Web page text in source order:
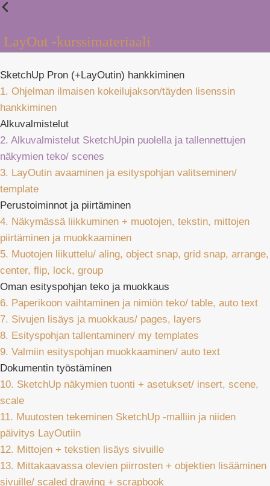
LayOut -kurssimateriaali
SketchUp Pron (+LayOutin) hankkiminen
1. Ohjelman ilmaisen kokeilujakson/täyden lisenssin
hankkiminen
Alkuvalmistelut
2. Alkuvalmistelut SketchUpin puolella ja tallennettujen
näkymien teko/ scenes
3. LayOutin avaaminen ja esityspohjan valitseminen/
template
Perustoiminnot ja piirtäminen
4. Näkymässä liikkuminen + muotojen, tekstin, mittojen
piirtäminen ja muokkaaminen
5. Muotojen liikuttelu/ aling, object snap, grid snap, arrange,
center, flip, lock, group
Oman esityspohjan teko ja muokkaus
6. Paperikoon vaihtaminen ja nimiön teko/ table, auto text
7. Sivujen lisäys ja muokkaus/ pages, layers
8. Esityspohjan tallentaminen/ my templates
9. Valmiin esityspohjan muokkaaminen/ auto text
Dokumentin työstäminen
10. SketchUp näkymien tuonti + asetukset/ insert, scene,
scale
11. Muutosten tekeminen SketchUp -malliin ja niiden
päivitys LayOutiin
12. Mittojen + tekstien lisäys sivuille
13. Mittakaavassa olevien piirrosten + objektien lisääminen
sivuille/ scaled drawing + scrapbook